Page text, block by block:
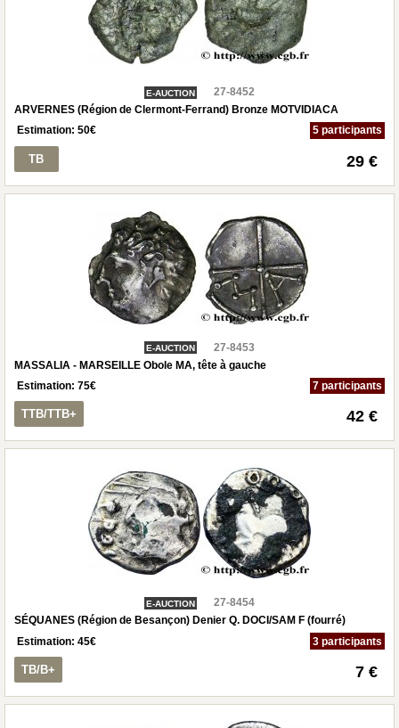
E-AUCTION
27-8452
ARVERNES (Région de Clermont-Ferrand) Bronze MOTVIDIACA
Estimation: 50€ 5 participants
TB 29 €
E-AUCTION
27-8453
MASSALIA - MARSEILLE Obole MA, tête à gauche
Estimation: 75€ 7 participants
TTB/TTB+ 42 €
E-AUCTION
27-8454
SÉQUANES (Région de Besançon) Denier Q. DOCI/SAM F (fourré)
Estimation: 45€ 3 participants
TB/B+ 7 €